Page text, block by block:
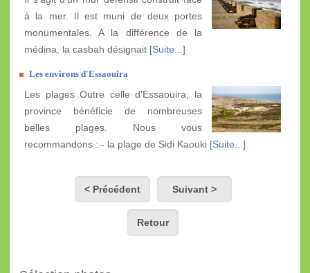
à la mer. Il est muni de deux portes
monumentales. A la différence de la
médina, la casbah désignait [Suite...]
Les environs d'Essaouira
Les plages Outre celle d'Essaouira, la
province bénéficie de nombreuses
belles plages. Nous vous
recommandons : - la plage de Sidi Kaouki [Suite...]
< Précédent Suivant >
Retour